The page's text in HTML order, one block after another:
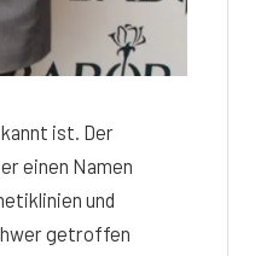
ist. Der
einen Namen
und
getroffen